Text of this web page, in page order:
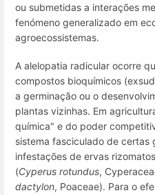
ou submetidas a interações
fenómeno generalizado em
agroecossistemas.
A alelopatia radicular ocorre
compostos bioquímicos
a germinação ou o
plantas vizinhas. Em
química" e do poder
sistema fasciculado de certas
infestações de ervas
(Cyperus rotundus,
dactylon, Poaceae). Para o